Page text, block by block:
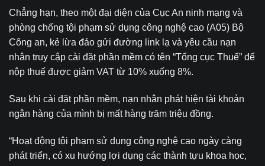
Chẳng hạn, theo một đại diện của Cục An ninh mạng và
phòng chống tội phạm sử dụng công nghệ cao (A05) Bộ
Công an, kẻ lừa đảo gửi đường link lạ và yêu cầu nạn
nhân truy cập cài đặt phần mềm có tên “Tổng cục Thuế” để
nộp thuế được giảm VAT từ 10% xuống 8%.
Sau khi cài đặt phần mềm, nạn nhân phát hiện tài khoản
ngân hàng của mình bị mất hàng trăm triệu đồng.
“Hoạt động tội phạm sử dụng công nghệ cao ngày càng
phát triển, có xu hướng lợi dụng các thành tựu khoa học,